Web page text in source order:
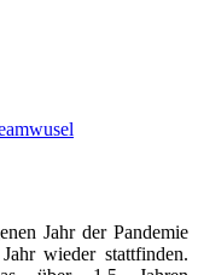
Jahr der Pandemie
wieder stattfinden.